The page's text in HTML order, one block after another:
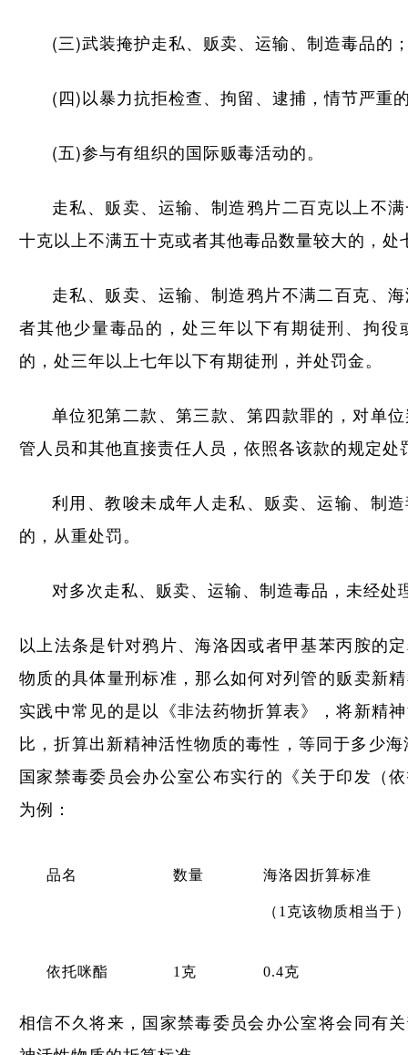
(三)武装掩护走私、贩卖、运输、制造毒品的
(四)以暴力抗拒检查、拘留、逮捕，情节严重
(五)参与有组织的国际贩毒活动的。
走私、贩卖、运输、制造鸦片二百克以上不
十克以上不满五十克或者其他毒品数量较大的，
走私、贩卖、运输、制造鸦片不满二百克、
者其他少量毒品的，处三年以下有期徒刑、拘
的，处三年以上七年以下有期徒刑，并处罚金。
单位犯第二款、第三款、第四款罪的，对单
管人员和其他直接责任人员，依照各该款的规定处
利用、教唆未成年人走私、贩卖、运输、制
的，从重处罚。
对多次走私、贩卖、运输、制造毒品，未经处
以上法条是针对鸦片、海洛因或者甲基苯丙胺的
物质的具体量刑标准，那么如何对列管的贩卖新
实践中常见的是以《非法药物折算表》，将新精
比，折算出新精神活性物质的毒性，等同于多少
国家禁毒委员会办公室公布实行的《关于印发（
为例：
品名 数量 海洛因折算标准
（1克该物质相当于
依托咪酯 1克 0.4克
相信不久将来，国家禁毒委员会办公室将会同有